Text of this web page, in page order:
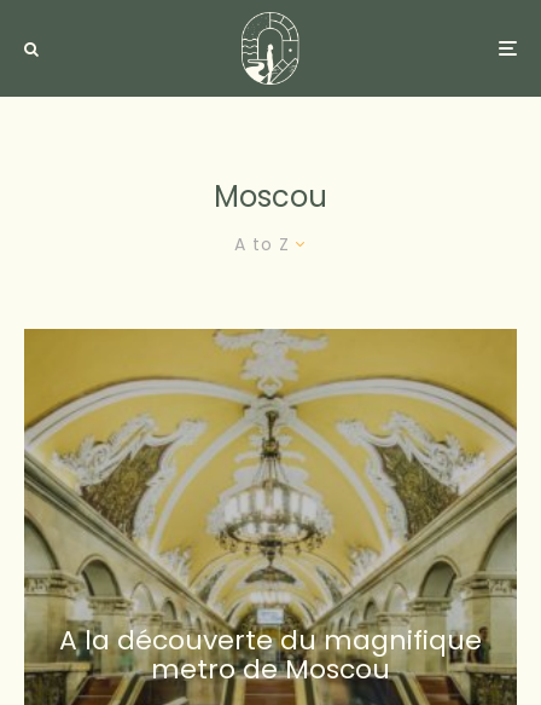
Moscou
A to Z
A la découverte du magnifique
metro de Moscou